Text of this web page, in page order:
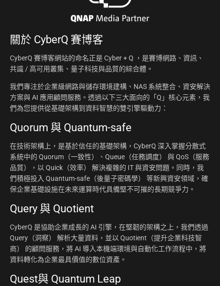
關於 CyberQ 賽博客
CyberQ 賽博客網站的命名正是 Cyber + Q ，是賽博網路、資訊、
共識 / 高可用叢集、量子科技與品質的綜合體。
我們專注於企業級網路與儲存環境建構、NAS 系統整合、資安解決
方案與 AI 應用顧問服務。透過以下三大面向的「Q」核心元素，我
們為您提供從基礎架構到資料智慧的雙引擎驅動力：
Quorum 與 Quantum-safe
在技術架構上，是基於信任的基礎架構，CyberQ 深入掌握分散式
系統中的 Quorum（一致性）、Queue（任務調度） 與 QoS（服務
品質），以 Quick（效率） 解決複雜的 IT 與資安問題。同時，我
們積極投入 Quantum-safe（後量子密碼學） 等新興資安領域，確
保企業基礎設施在未來運算時代具備堅不可摧的長期競爭力。
Query 與 Quotient
CyberQ 是協助企業成長的 AI 引擎，在堅韌的架構之上，我們透過
Query（洞察） 解析大量資料，並以 Quotient（提升企業科技智
商） 的顧問服務，將 AI 導入本機端環境與自動化工作流程中，將
資料轉化為企業最具價值的數位資產。
Quest與 Quantum Leap